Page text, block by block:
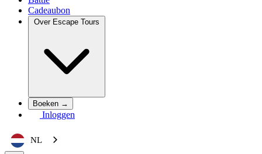
Cadeaubon
Over Escape Tours
Boeken →
Inloggen
NL